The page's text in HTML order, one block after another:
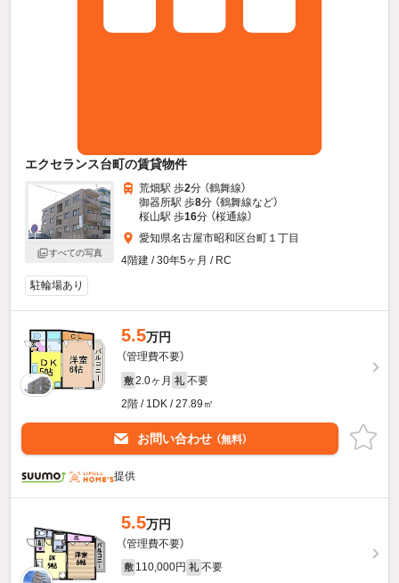
エクセランス台町の賃貸物件
すべての写真
荒畑駅 歩2分 （鶴舞線）
御器所駅 歩8分 （鶴舞線など）
桜山駅 歩16分 （桜通線）
愛知県名古屋市昭和区台町１丁目
4階建 / 30年5ヶ月 / RC
駐輪場あり
5.5万円
（管理費不要）
敷 2.0ヶ月 礼 不要
2階 / 1DK / 27.89㎡
お問い合わせ （無料）
提供
5.5万円
（管理費不要）
敷 110,000円 礼 不要